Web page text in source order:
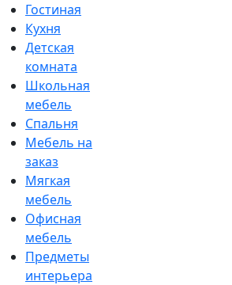
Гостиная
Кухня
Детская
комната
Школьная
мебель
Спальня
Мебель на
заказ
Мягкая
мебель
Офисная
мебель
Предметы
интерьера